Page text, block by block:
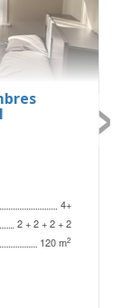
4+
2 + 2 + 2 + 2
120 m2
›